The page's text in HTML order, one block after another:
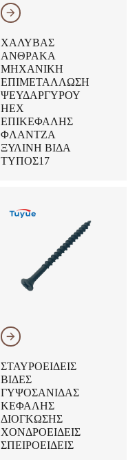
𐃔
ΧΆΛΥΒΑΣ
ΆΝΘΡΑΚΑ
ΜΗΧΑΝΙΚΉ
ΕΠΙΜΕΤΆΛΛΩΣΗ
ΨΕΥΔΑΡΓΎΡΟΥ
HEX
ΕΠΙΚΕΦΑΛΉΣ
ΦΛΆΝΤΖΑ
ΞΎΛΙΝΗ ΒΊΔΑ
ΤΎΠΟΣ17
𐃔
ΣΤΑΥΡΟΕΙΔΕΊΣ
ΒΊΔΕΣ
ΓΥΨΟΣΑΝΊΔΑΣ
ΚΕΦΑΛΉΣ
ΔΙΌΓΚΩΣΗΣ
ΧΟΝΔΡΟΕΙΔΕΊΣ
ΣΠΕΙΡΟΕΙΔΕΊΣ